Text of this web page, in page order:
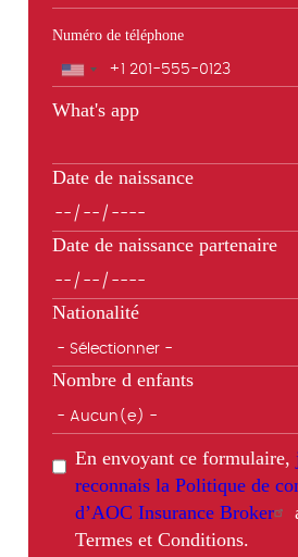
Numéro de téléphone
Téléphone
What's app
Date de naissance
Date de naissance partenaire
Nationalité
Nombre d enfants
En envoyant ce formulaire,
reconnais la Politique de
d’AOC Insurance Broker
Termes et Conditions.